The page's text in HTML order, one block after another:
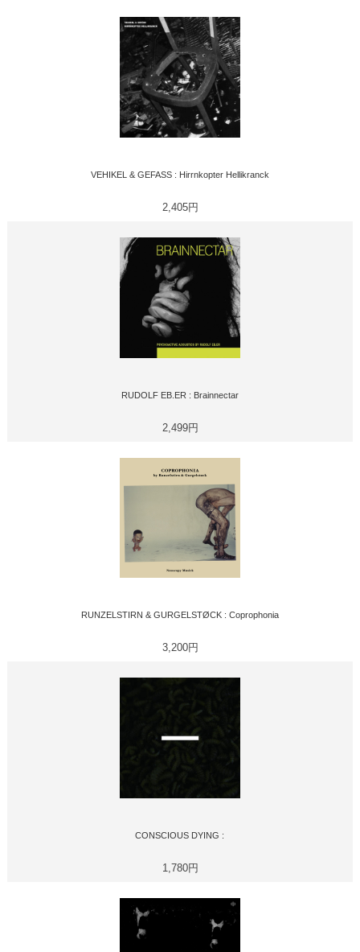
VEHIKEL & GEFASS : Hirrnkopter Hellikranck
2,405円
RUDOLF EB.ER : Brainnectar
2,499円
RUNZELSTIRN & GURGELSTØCK : Coprophonia
3,200円
CONSCIOUS DYING :
1,780円